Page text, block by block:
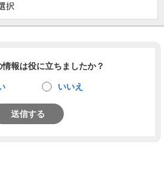
択
報は役に立ちましたか？
いいえ
送信する